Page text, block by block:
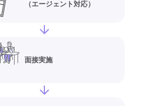
（エージェント対応）
面接実施